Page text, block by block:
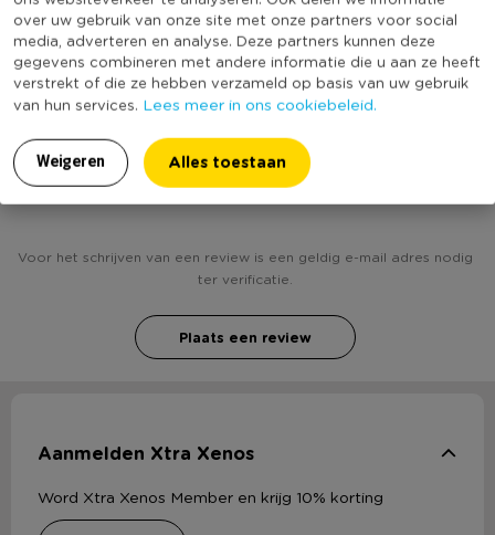
over uw gebruik van onze site met onze partners voor social
media, adverteren en analyse. Deze partners kunnen deze
gegevens combineren met andere informatie die u aan ze heeft
verstrekt of die ze hebben verzameld op basis van uw gebruik
van hun services. Lees meer in ons cookiebeleid.
Weigeren Alles toestaan
Productlengte (cm)
12
Duurzaamheidsscore
Heb jij Postkaart - 6 stuks - 12x17 cm? Schrijf een
review!
Voor het schrijven van een review is een geldig e-mail adres nodig
ter verificatie.
Plaats een review
Aanmelden Xtra Xenos
Word Xtra Xenos Member en krijg 10% korting